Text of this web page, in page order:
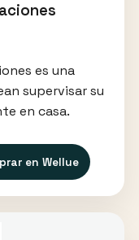
es una
supervisar su
en casa.
en Wellue